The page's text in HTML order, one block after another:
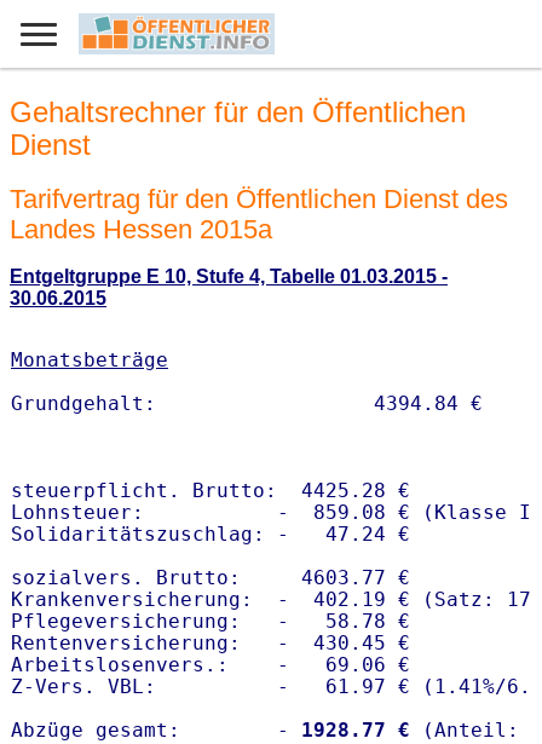
Gehaltsrechner für den Öffentlichen
Dienst
Tarifvertrag für den Öffentlichen Dienst des
Landes Hessen 2015a
Entgeltgruppe E 10, Stufe 4, Tabelle 01.03.2015 -
30.06.2015
Monatsbeträge
steuerpflicht. Brutto:  4425.28 €
Lohnsteuer:           -  859.08 € (Klasse I)
Solidaritätszuschlag: -   47.24 €
sozialvers. Brutto:     4603.77 €
Krankenversicherung:  -  402.19 € (Satz:
Pflegeversicherung:   -   58.78 €
Rentenversicherung:   -  430.45 €
Arbeitslosenvers.:    -   69.06 €
Z-Vers. VBL:          -   61.97 € ( 1.41%/
Abzüge gesamt:        -
1928.77 €